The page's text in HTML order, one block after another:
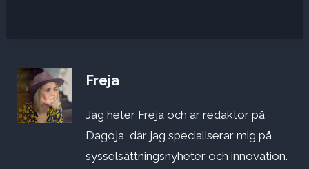
Freja
Jag heter Freja och är redaktör på
Dagoja, där jag specialiserar mig på
sysselsättningsnyheter och innovation.